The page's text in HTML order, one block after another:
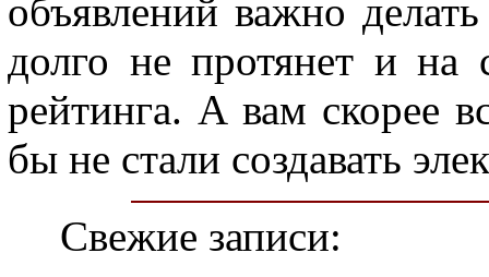
объявлений важно
долго не протянет и на
рейтинга. А вам скорее
бы не стали создавать
Свежие записи: